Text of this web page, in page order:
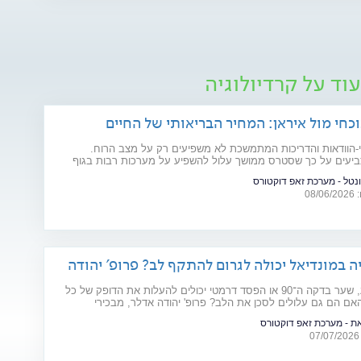
על קרדיולוגיה
מול איראן: המחיר הבריאותי של החיים
הוודאות והדריכות המתמשכת לא משפיעים רק על מצב הרוח.
על כך שסטרס ממושך עלול להשפיע על מערכות רבות בגוף
של מתיחות ביטחונית ומה ניתן לעשות כדי לשמור על הבריאות
- מערכת זאפ דוקטורס
במונדיאל יכולה לגרום להתקף לב? פרופ' יהודה
פנדל מכריע, שער בדקה ה־90 או הפסד דרמטי יכולים להעלות את הדופק של כל
הם גם עלולים לסכן את הלב? פרופ' יהודה אדלר, מבכירי
הסיכון ואיך אפשר ליהנות מהמשחקים בלי לסכן את הבריאות.
- מערכת זאפ דוקטורס